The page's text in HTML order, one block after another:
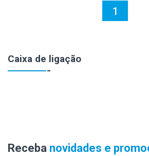
1
Caixa de ligação
Receba novidades e